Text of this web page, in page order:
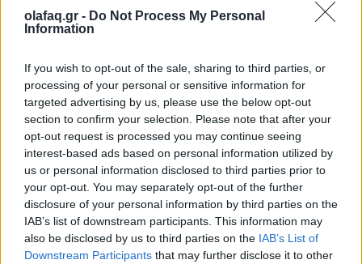
olafaq.gr - Do Not Process My Personal
Information
If you wish to opt-out of the sale, sharing to third parties, or
processing of your personal or sensitive information for
targeted advertising by us, please use the below opt-out
section to confirm your selection. Please note that after your
opt-out request is processed you may continue seeing
interest-based ads based on personal information utilized by
us or personal information disclosed to third parties prior to
your opt-out. You may separately opt-out of the further
disclosure of your personal information by third parties on the
IAB’s list of downstream participants. This information may
also be disclosed by us to third parties on the IAB’s List of
Downstream Participants that may further disclose it to other
πίστης
28.05.26
Κάθε καλοκαίρι δεν έρχονται μόνο οι συναυλίες. Έρχεται κι
εκείνος που θα σου πει αν αξίζεις να είσαι εκεί. Spoiler: «δεν
αξίζεις».